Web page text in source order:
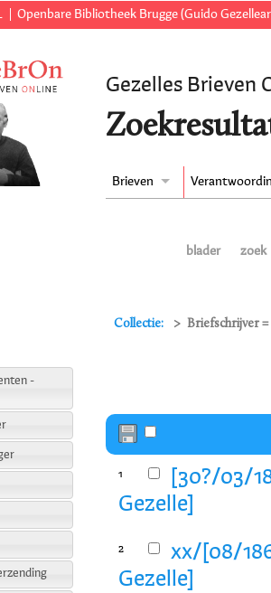
Openbare Bibliotheek Brugge (Guido
Gezelles Brieven
Brieven
blader zoek
Collectie: Briefschrijver =
1
[30?/03/
Gezelle]
2
xx/[08/
Gezelle]
-